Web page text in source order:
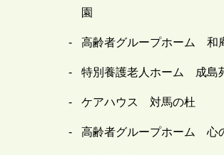
園
高齢者グループホーム 和
特別養護老人ホーム 成島
ケアハウス 対馬の杜
高齢者グループホーム 心